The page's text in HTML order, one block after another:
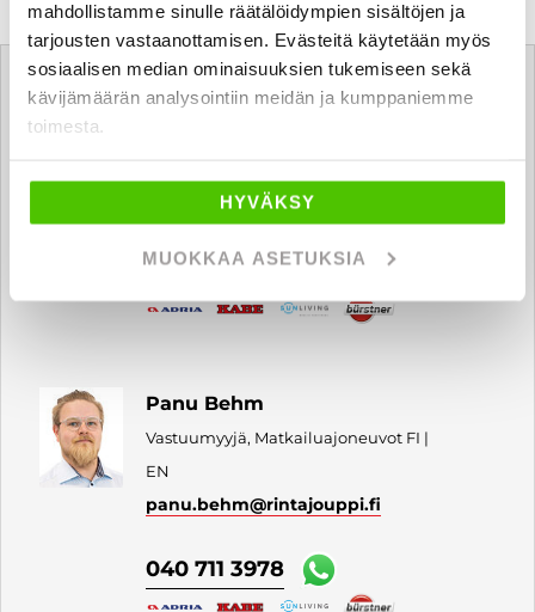
mahdollistamme sinulle räätälöidympien sisältöjen ja
tarjousten vastaanottamisen. Evästeitä käytetään myös
sosiaalisen median ominaisuuksien tukemiseen sekä
kävijämäärän analysointiin meidän ja kumppaniemme
toimesta.
HYVÄKSY
MUOKKAA ASETUKSIA
Tätä ajoneuvoa myy
samuel.riikonen@rintajouppi.fi
040 711 3956
Panu Behm
Vastuumyyjä, Matkailuajoneuvot FI |
EN
panu.behm@rintajouppi.fi
040 711 3978